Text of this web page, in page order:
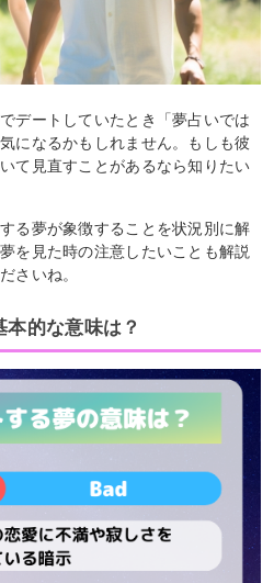
デートしていたとき「夢占いでは
になるかもしれません。もしも彼
て見直すことがあるなら知りたい
る夢が象徴することを状況別に解
を見た時の注意したいことも解説
さいね。
的な意味は？